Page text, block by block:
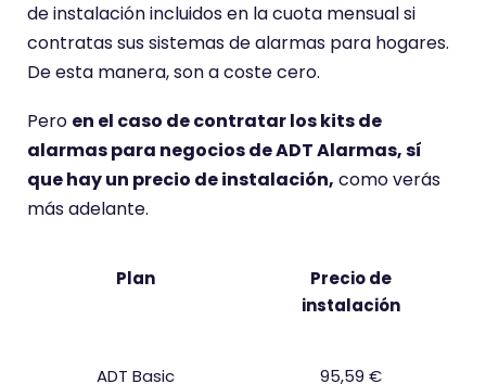
de instalación incluidos en la cuota mensual si
contratas sus sistemas de alarmas para hogares.
De esta manera, son a coste cero.
Pero en el caso de contratar los kits de
alarmas para negocios de ADT Alarmas, sí
que hay un precio de instalación, como verás
más adelante.
Plan
Precio de
instalación
ADT Basic 95,59 €